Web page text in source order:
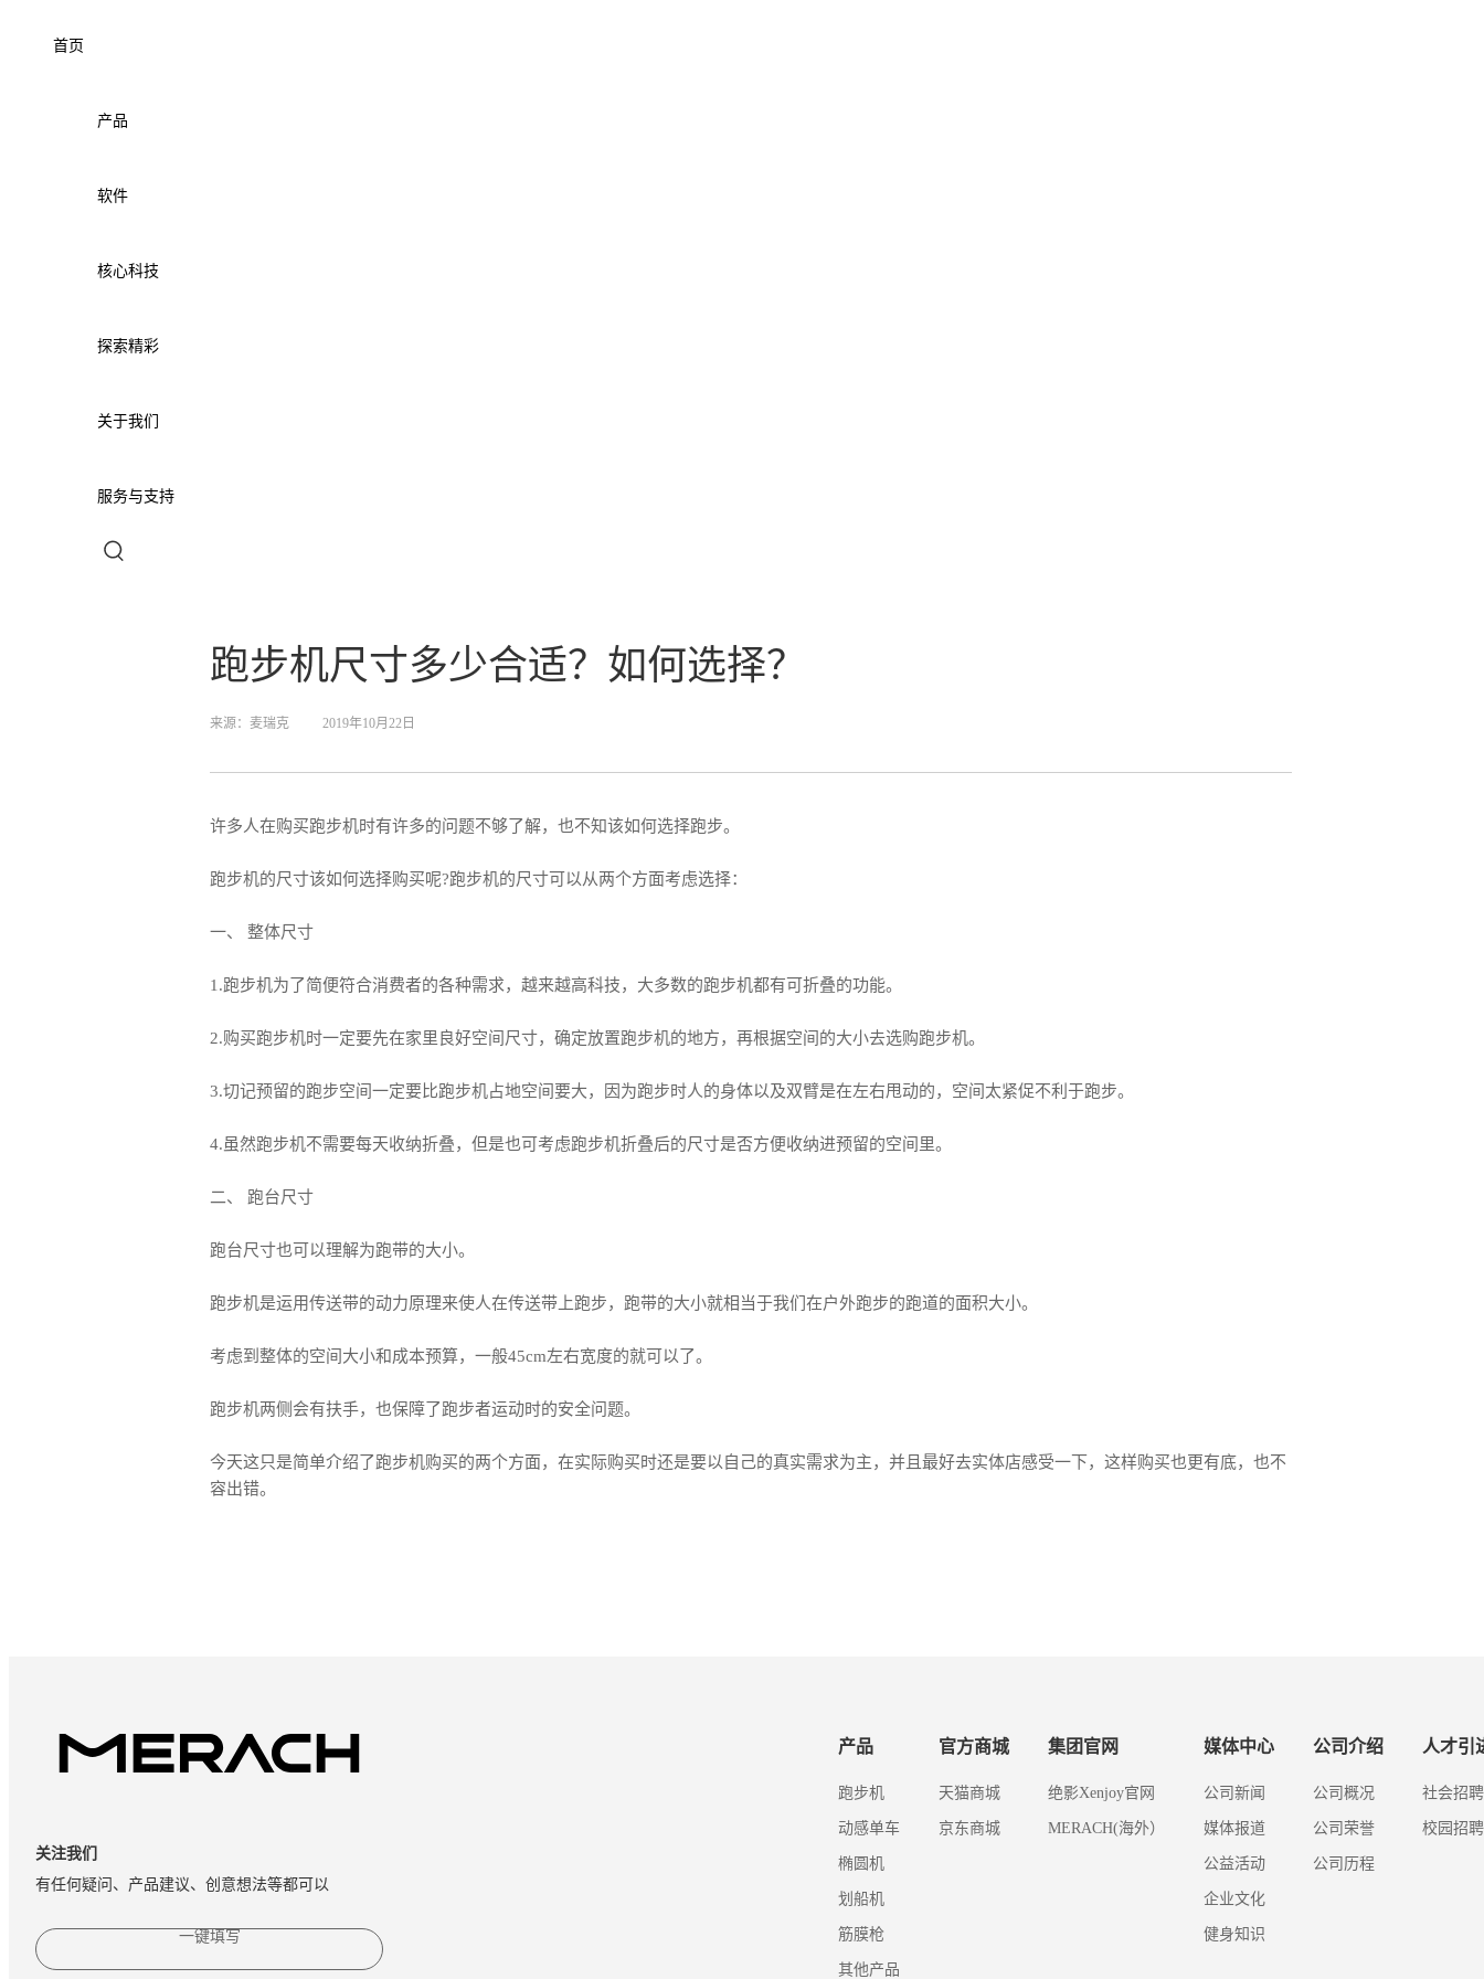
首页
产品
软件
核心科技
探索精彩
关于我们
服务与支持
跑步机尺寸多少合适？如何选择？
来源： 麦瑞克 2019年10月22日
许多人在购买跑步机时有许多的问题不够了解，也不知该如何选择跑步。
跑步机的尺寸该如何选择购买呢?跑步机的尺寸可以从两个方面考虑选择：
一、 整体尺寸
1.跑步机为了简便符合消费者的各种需求，越来越高科技，大多数的跑步机都有可折叠的功能。
2.购买跑步机时一定要先在家里良好空间尺寸，确定放置跑步机的地方，再根据空间的大小去选购跑步机。
3.切记预留的跑步空间一定要比跑步机占地空间要大，因为跑步时人的身体以及双臂是在左右甩动的，空间太紧促不利于跑步。
4.虽然跑步机不需要每天收纳折叠，但是也可考虑跑步机折叠后的尺寸是否方便收纳进预留的空间里。
二、 跑台尺寸
跑台尺寸也可以理解为跑带的大小。
跑步机是运用传送带的动力原理来使人在传送带上跑步，跑带的大小就相当于我们在户外跑步的跑道的面积大小。
考虑到整体的空间大小和成本预算，一般45cm左右宽度的就可以了。
跑步机两侧会有扶手，也保障了跑步者运动时的安全问题。
今天这只是简单介绍了跑步机购买的两个方面，在实际购买时还是要以自己的真实需求为主，并且最好去实体店感受一下，这样购买也更有底，也不
容出错。
关注我们
有任何疑问、产品建议、创意想法等都可以
一键填写
产品
跑步机
动感单车
椭圆机
划船机
筋膜枪
其他产品
官方商城
天猫商城
京东商城
集团官网
绝影Xenjoy官网
MERACH(海外）
媒体中心
公司新闻
媒体报道
公益活动
企业文化
健身知识
公司介绍
公司概况
公司荣誉
公司历程
人才引
社会招聘
校园招聘